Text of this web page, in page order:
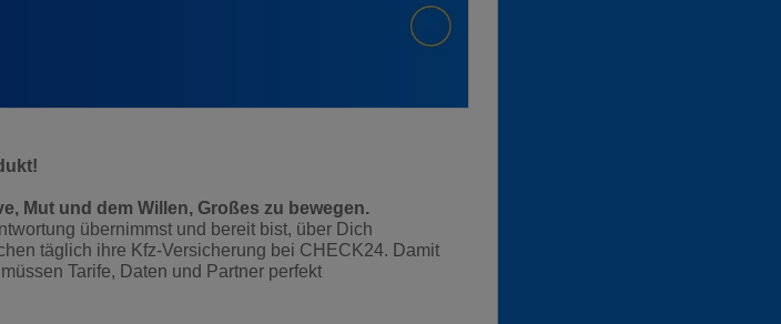
Mut und dem Willen, Großes zu bewegen.
übernimmst und bereit bist, über Dich
täglich ihre Kfz-Versicherung bei CHECK24. Damit
Tarife, Daten und Partner perfekt